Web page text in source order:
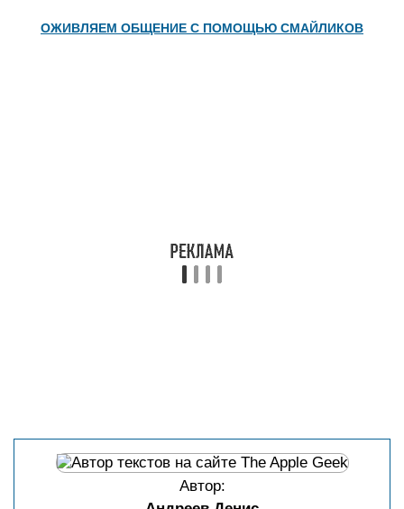
ОЖИВЛЯЕМ ОБЩЕНИЕ С ПОМОЩЬЮ СМАЙЛИКОВ
Автор: